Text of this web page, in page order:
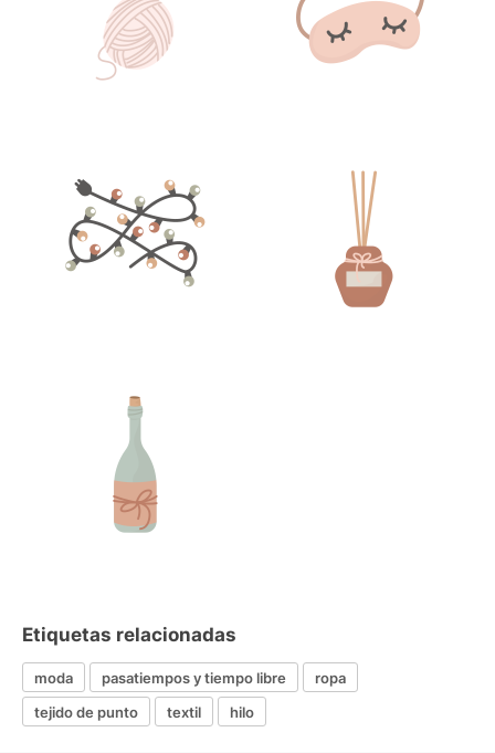
Etiquetas relacionadas
moda pasatiempos y tiempo libre
ropa
tejido de punto
textil hilo